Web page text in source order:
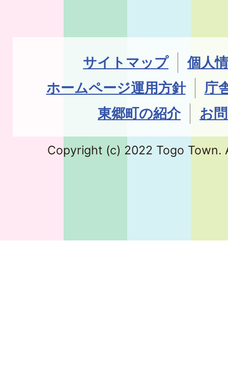
サイトマップ
個人
ホームページ運用方針
庁
東郷町の紹介
お
Copyright (c) 2022 Togo Town.